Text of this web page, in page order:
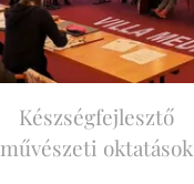
Készségfejlesztő
művészeti oktatások